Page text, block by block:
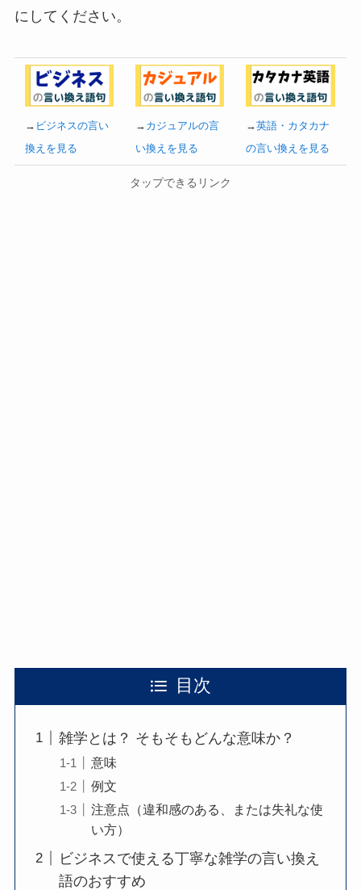
にしてください。
→ ビジネスの言い
換えを見る
→ カジュアルの言
い換えを見る
→英語・カタカナ
の言い換えを見る
タップできるリンク
目次
雑学とは？ そもそもどんな意味か？
意味
例文
注意点（違和感のある、または失礼な使
い方）
ビジネスで使える丁寧な雑学の言い換え
語のおすすめ